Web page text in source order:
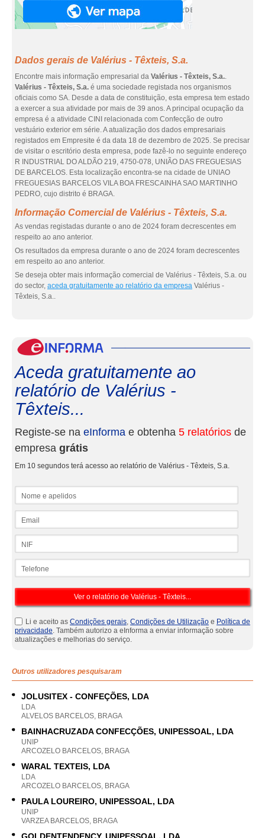
Dados gerais de Valérius - Têxteis, S.a.
Encontre mais informação empresarial da Valérius - Têxteis, S.a..
Valérius - Têxteis, S.a. é uma sociedade registada nos organismos
oficiais como SA. Desde a data de constituição, esta empresa tem estado
a exercer a sua atividade por mais de 39 anos. A principal ocupação da
empresa é a atividade CINI relacionada com Confecção de outro
vestuário exterior em série. A atualização dos dados empresariais
registados em Empresite é da data 18 de dezembro de 2025. Se precisar
de visitar o escritório desta empresa, pode fazê-lo no seguinte endereço
R INDUSTRIAL DO ALDÃO 219, 4750-078, UNIÃO DAS FREGUESIAS
DE BARCELOS. Esta localização encontra-se na cidade de UNIAO
FREGUESIAS BARCELOS VILA BOA FRESCAINHA SAO MARTINHO
PEDRO, cujo distrito é BRAGA.
Informação Comercial de Valérius - Têxteis, S.a.
As vendas registadas durante o ano de 2024 foram decrescentes em
respeito ao ano anterior.
Os resultados da empresa durante o ano de 2024 foram decrescentes
em respeito ao ano anterior.
Se deseja obter mais informação comercial de Valérius - Têxteis, S.a. ou
do sector, aceda gratuitamente ao relatório da empresa Valérius -
Têxteis, S.a..
Aceda gratuitamente ao
relatório de Valérius -
Têxteis...
Registe-se na eInforma e obtenha 5 relatórios de
empresa grátis
Em 10 segundos terá acesso ao relatório de Valérius - Têxteis, S.a.
Li e aceito as Condições gerais, Condições de Utilização e Política de
privacidade. Também autorizo a eInforma a enviar informação sobre
atualizações e melhorias do serviço.
Outros utilizadores pesquisaram
JOLUSITEX - CONFEÇÕES, LDA
LDA
ALVELOS BARCELOS, BRAGA
BAINHACRUZADA CONFECÇÕES, UNIPESSOAL, LDA
UNIP
ARCOZELO BARCELOS, BRAGA
WARAL TEXTEIS, LDA
LDA
ARCOZELO BARCELOS, BRAGA
PAULA LOUREIRO, UNIPESSOAL, LDA
UNIP
VARZEA BARCELOS, BRAGA